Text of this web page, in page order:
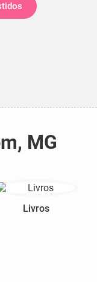
MG
Livros